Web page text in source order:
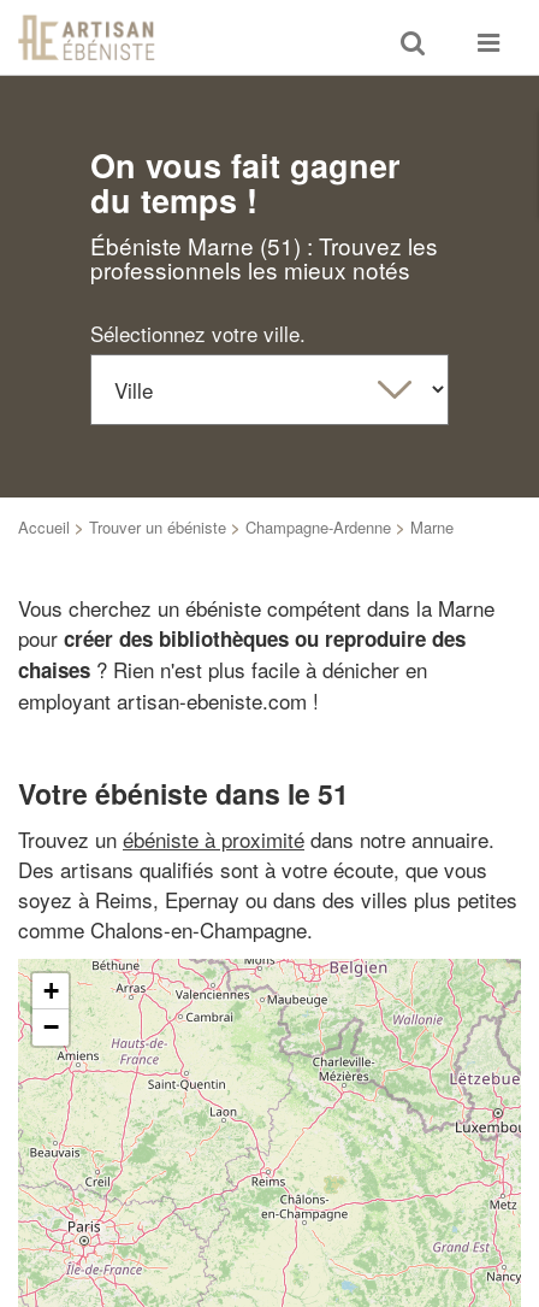
Toggle
search
Toggle
On vous fait gagner
du temps !
Ébéniste Marne (51) : Trouvez les
professionnels les mieux notés
Sélectionnez votre ville.
Accueil > Trouver un ébéniste > Champagne-Ardenne > Marne
Vous cherchez un ébéniste compétent dans la Marne
pour créer des bibliothèques ou reproduire des
chaises ? Rien n'est plus facile à dénicher en
employant artisan-ebeniste.com !
Votre ébéniste dans le 51
Trouvez un ébéniste à proximité dans notre annuaire.
Des artisans qualifiés sont à votre écoute, que vous
soyez à Reims, Epernay ou dans des villes plus petites
comme Chalons-en-Champagne.
+
−